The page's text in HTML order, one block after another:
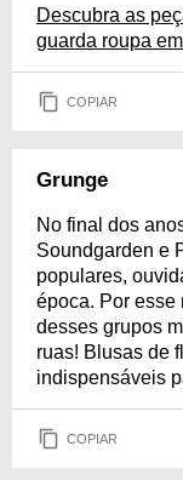
Descubra as
guarda roupa
COPIAR
Grunge
No final dos
Soundgarden e
populares,
época. Por esse
desses grupos
ruas! Blusas de
indispensáveis
COPIAR